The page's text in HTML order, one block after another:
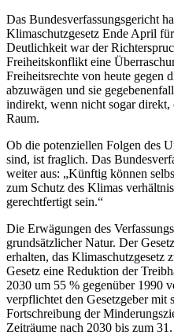
Das Bundesverfassungsgericht
Klimaschutzgesetz Ende April
Deutlichkeit war der
Freiheitskonflikt eine
Freiheitsrechte von heute gegen
abzuwägen und sie
indirekt, wenn nicht sogar
Raum.
Ob die potenziellen Folgen des
sind, ist fraglich. Das
weiter aus: „Künftig können
zum Schutz des Klimas
gerechtfertigt sein.“
Die Erwägungen des
grundsätzlicher Natur. Der
erhalten, das Klimaschutzgesetz
Gesetz eine Reduktion der
2030 um 55 % gegenüber 1990
verpflichtet den Gesetzgeber
Fortschreibung der
Zeiträume nach 2030 bis zum